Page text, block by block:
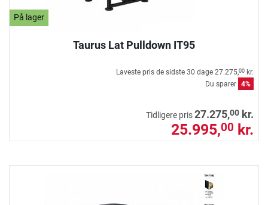
På lager
Taurus Lat Pulldown IT95
Laveste pris de sidste 30 dage 27.275,00 kr.
Du sparer 4%
Tidligere pris27.275,00 kr.
25.995,00 kr.